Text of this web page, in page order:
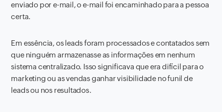
enviado por e-mail, o e-mail foi encaminhado para a pessoa
certa.
Em essência, os leads foram processados ​​e contatados sem
que ninguém armazenasse as informações em nenhum
sistema centralizado. Isso significava que era difícil para o
marketing ou as vendas ganhar visibilidade no funil de
leads ou nos resultados.